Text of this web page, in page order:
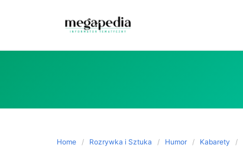
to
Home Rozrywka i Sztuka Humor Kabarety